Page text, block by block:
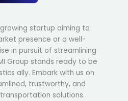
startup aiming to
presence or a well-
in pursuit of streamlining
Group stands ready to be
ally. Embark with us on
trustworthy, and
solutions.